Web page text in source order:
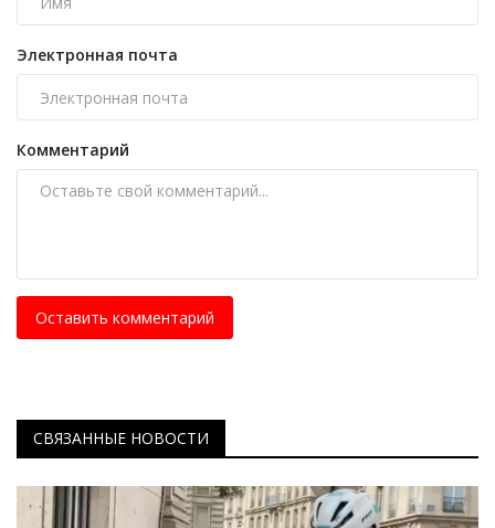
Электронная почта
Комментарий
Оставить комментарий
СВЯЗАННЫЕ НОВОСТИ